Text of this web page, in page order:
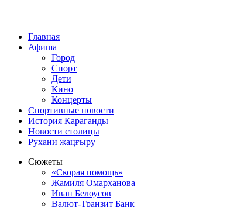
Главная
Афиша
Город
Спорт
Дети
Кино
Концерты
Спортивные новости
История Караганды
Новости столицы
Рухани жаңғыру
Сюжеты
«Скорая помощь»
Жамиля Омарханова
Иван Белоусов
Валют-Транзит Банк